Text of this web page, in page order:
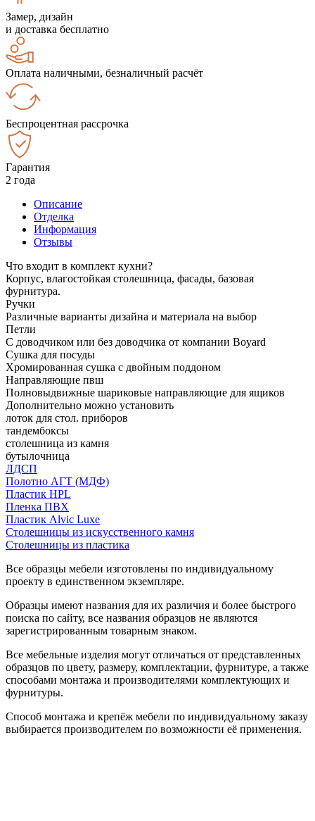
Замер, дизайн
и доставка бесплатно
Оплата наличными, безналичный расчёт
Беспроцентная рассрочка
Гарантия
2 года
Описание
Отделка
Информация
Отзывы
Что входит в комплект кухни?
Корпус, влагостойкая столешница, фасады, базовая
фурнитура.
Ручки
Различные варианты дизайна и материала на выбор
Петли
С доводчиком или без доводчика от компании Boyard
Сушка для посуды
Хромированная сушка с двойным поддоном
Направляющие пвш
Полновыдвижные шариковые направляющие для ящиков
Дополнительно можно установить
лоток для стол. приборов
тандембоксы
столешница из камня
бутылочница
ЛДСП
Полотно АГТ (МДФ)
Пластик HPL
Пленка ПВХ
Пластик Alvic Luxe
Столешницы из искусственного камня
Столешницы из пластика
Все образцы мебели изготовлены по индивидуальному
проекту в единственном экземпляре.
Образцы имеют названия для их различия и более быстрого
поиска по сайту, все названия образцов не являются
зарегистрированным товарным знаком.
Все мебельные изделия могут отличаться от представленных
образцов по цвету, размеру, комплектации, фурнитуре, а также
способами монтажа и производителями комплектующих и
фурнитуры.
Способ монтажа и крепёж мебели по индивидуальному заказу
выбирается производителем по возможности её применения.